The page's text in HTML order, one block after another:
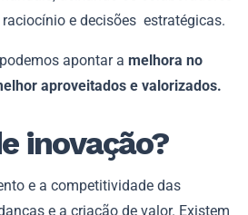
e decisões estratégicas.
apontar a melhora no
aproveitados e valorizados.
inovação?
e a competitividade das
e a criação de valor. Existem